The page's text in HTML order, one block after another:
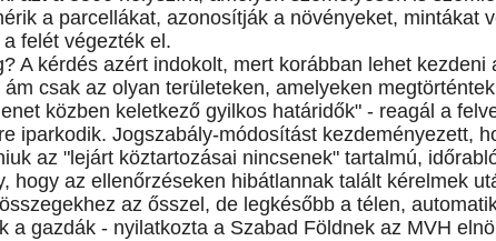
a parcellákat, azonosítják a növényeket, mintákat
felét végezték el.
A kérdés azért indokolt, mert korábban lehet kezdeni
csak az olyan területeken, amelyeken
közben keletkező gyilkos határidők" - reagál a
iparkodik. Jogszabály-módosítást kezdeményezett,
az "lejárt köztartozásai nincsenek" tartalmú,
hogy az ellenőrzéseken hibátlannak talált kérelmek
az ősszel, de legkésőbb a télen,
a gazdák - nyilatkozta a Szabad Földnek az MVH